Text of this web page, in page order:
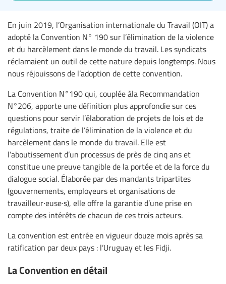
En juin 2019, l’Organisation internationale du Travail (OIT) a
adopté la Convention N° 190 sur l’élimination de la violence
et du harcèlement dans le monde du travail. Les syndicats
réclamaient un outil de cette nature depuis longtemps. Nous
nous réjouissons de l’adoption de cette convention.
La Convention N°190 qui, couplée àla Recommandation
N°206, apporte une définition plus approfondie sur ces
questions pour servir l’élaboration de projets de lois et de
régulations, traite de l’élimination de la violence et du
harcèlement dans le monde du travail. Elle est
l’aboutissement d’un processus de près de cinq ans et
constitue une preuve tangible de la portée et de la force du
dialogue social. Élaborée par des mandants tripartites
(gouvernements, employeurs et organisations de
travailleur∙euse∙s), elle offre la garantie d’une prise en
compte des intérêts de chacun de ces trois acteurs.
La convention est entrée en vigueur douze mois après sa
ratification par deux pays : l’Uruguay et les Fidji.
La Convention en détail